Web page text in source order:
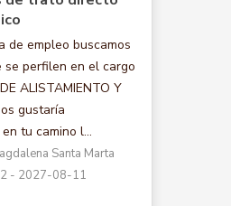
de empleo buscamos
se perfilen en el cargo
ALISTAMIENTO Y
gustaría
tu camino l...
Santa Marta
- 2027-08-11